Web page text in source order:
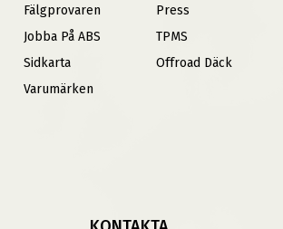
Fälgprovaren
Jobba På ABS
Sidkarta
Varumärken
Press
TPMS
Offroad Däck